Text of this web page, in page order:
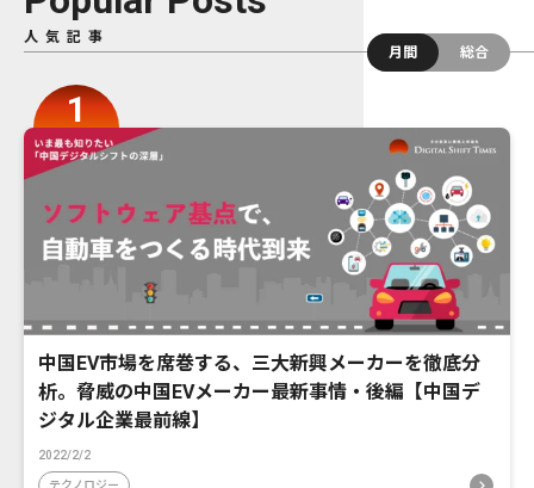
人気記事
月間
総合
中国EV市場を席巻する、三大新興メーカーを徹底分
析。脅威の中国EVメーカー最新事情・後編【中国デ
ジタル企業最前線】
2022/2/2
テクノロジー